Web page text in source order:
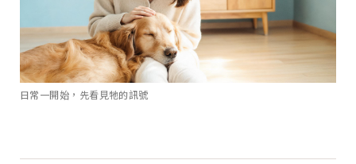
日常一開始，先看見牠的訊號